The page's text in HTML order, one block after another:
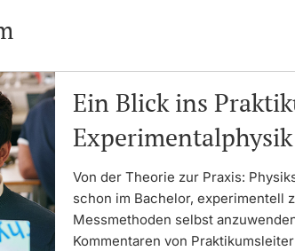
Ein Blick ins
Experimentalphysik
Von der Theorie zur Praxis:
schon im Bachelor, experimentell
Messmethoden selbst
Kommentaren von